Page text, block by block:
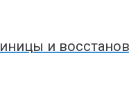
и